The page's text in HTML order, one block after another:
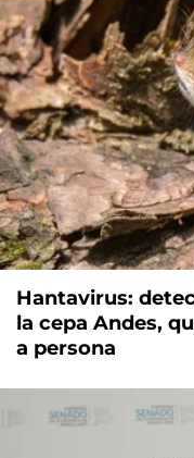
Hantavirus:
la cepa Andes,
a persona